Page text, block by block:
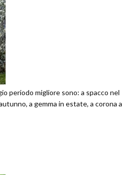
periodo migliore sono: a spacco nel
a gemma in estate, a corona a